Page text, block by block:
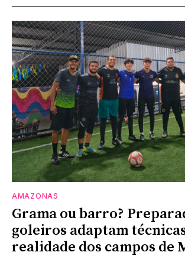
AMAZONAS
Grama ou barro?
goleiros adaptam
realidade dos campos de